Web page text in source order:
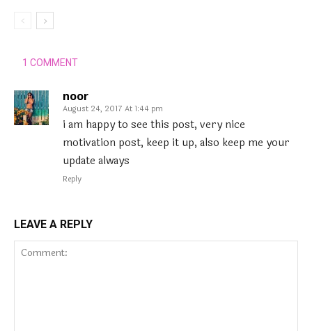
1 COMMENT
noor
August 24, 2017 At 1:44 pm
i am happy to see this post, very nice
motivation post, keep it up, also keep me your
update always
Reply
LEAVE A REPLY